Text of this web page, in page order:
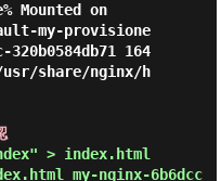
Mounted on
my-provisione
164
share/nginx/h
> index.html
my-nginx-6b6dcc